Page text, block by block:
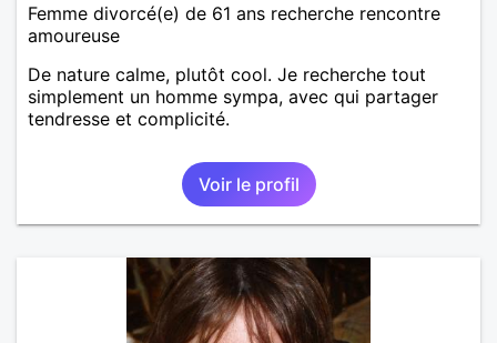
Femme divorcé(e) de 61 ans recherche rencontre
amoureuse
De nature calme, plutôt cool. Je recherche tout
simplement un homme sympa, avec qui partager
tendresse et complicité.
Voir le profil